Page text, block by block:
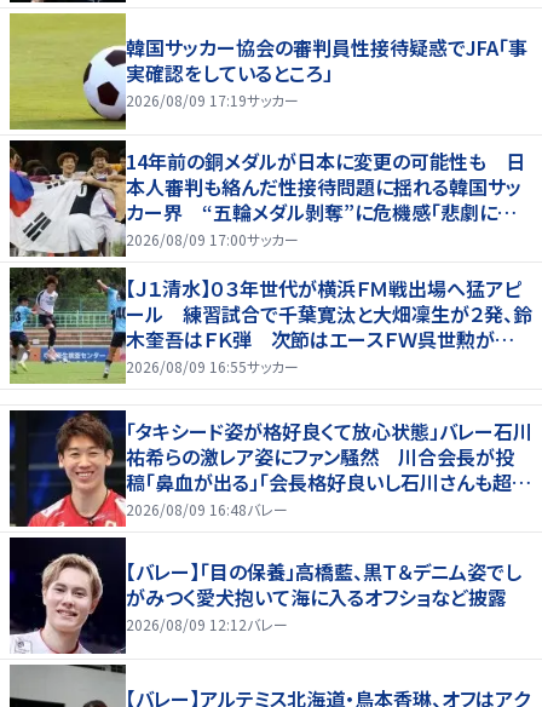
韓国サッカー協会の審判員性接待疑惑でJFA「事
実確認をしているところ」
2026/08/09 17:19サッカー
14年前の銅メダルが日本に変更の可能性も 日
本人審判も絡んだ性接待問題に揺れる韓国サッ
カー界 “五輪メダル剝奪”に危機感「悲劇に見
舞われる」
2026/08/09 17:00サッカー
【Ｊ１清水】０３年世代が横浜ＦＭ戦出場へ猛アピ
ール 練習試合で千葉寛汰と大畑凜生が２発、鈴
木奎吾はＦＫ弾 次節はエースＦＷ呉世勲が出
場停止
2026/08/09 16:55サッカー
「タキシード姿が格好良くて放心状態」バレー石川
祐希らの激レア姿にファン騒然 川合会長が投
稿「鼻血が出る」「会長格好良いし石川さんも超格
好いい」
2026/08/09 16:48バレー
【バレー】「目の保養」高橋藍、黒Ｔ＆デニム姿でし
がみつく愛犬抱いて海に入るオフショなど披露
2026/08/09 12:12バレー
【バレー】アルテミス北海道・鳥本香琳、オフはアク